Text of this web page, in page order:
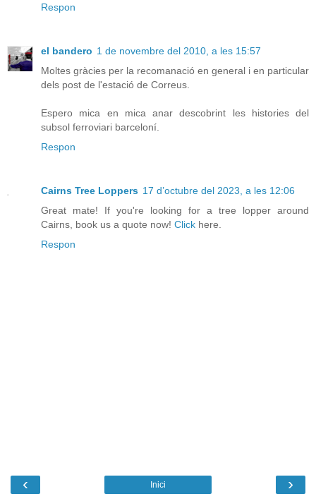
Respon
el bandero 1 de novembre del 2010, a les 15:57
Moltes gràcies per la recomanació en general i en particular
dels post de l'estació de Correus.
Espero mica en mica anar descobrint les histories del
subsol ferroviari barceloní.
Respon
Cairns Tree Loppers 17 d’octubre del 2023, a les 12:06
Great mate! If you're looking for a tree lopper around
Cairns, book us a quote now! Click here.
Respon
‹ ›
Inici